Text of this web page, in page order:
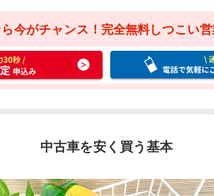
今がチャンス！ 完全無料しつこい
通
料
お
話
で
に
中古車を安く買う基本